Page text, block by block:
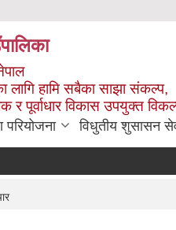
लागि हामि सबैका साझा संकल्प,
र पूर्वाधार विकास उपयुक्त
परियोजना विधुतीय शुसासन